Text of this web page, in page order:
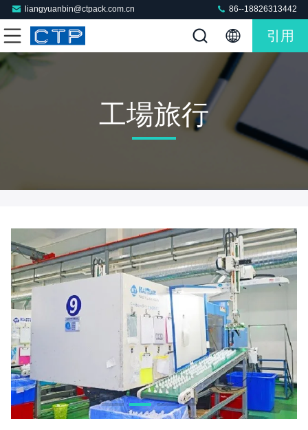
liangyuanbin@ctpack.com.cn 86--18826313442
引用
工場旅行